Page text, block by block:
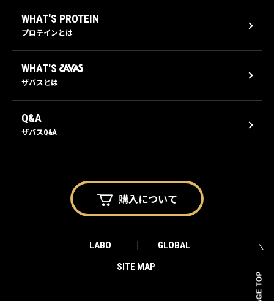
WHAT'S PROTEIN
プロテインとは
WHAT'S
ザバスとは
Q&A
ザバスQ&A
購入について
LABO
GLOBAL
SITE MAP